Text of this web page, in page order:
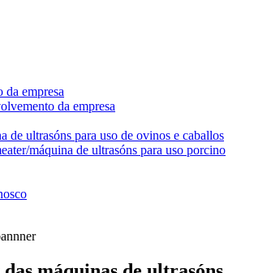
da empresa
da empresa
de ultrasóns para uso de ovinos e caballos
máquina de ultrasóns para uso porcino